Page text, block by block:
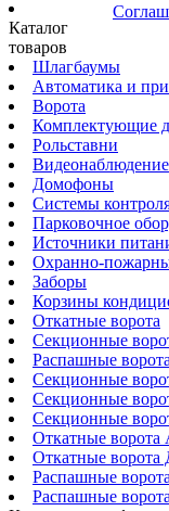
Каталог
товаров
Шлагбаумы
Автоматика и
Ворота
Комплектующие
Рольставни
Видеонаблюдение
Домофоны
Системы
Парковочное
Источники
Охранно-
Заборы
Корзины
Откатные ворота
Секционные
Распашные ворота
Секционные
Секционные
Секционные
Откатные ворота
Откатные ворота
Распашные
Распашные